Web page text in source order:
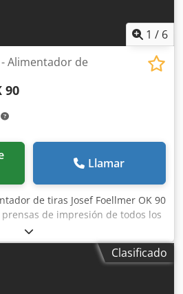
1 / 6
Alimentador de
90
Llamar
de tiras Josef Foellmer OK 90
de impresión de todos los
con máquinas Heidelberg SM52,
Inserción de tiras - Inserter
OK 90 Año 1998 - Nº de serie
móvil sobre ruedas Altura
H Uqe Hjr Alimentador de tiras
Clasificado